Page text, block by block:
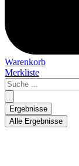
Warenkorb
Merkliste
Search
...
Ergebnisse
Alle Ergebnisse